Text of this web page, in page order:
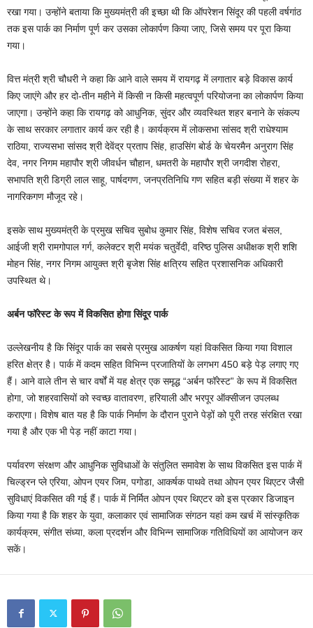
रखा गया। उन्होंने बताया कि मुख्यमंत्री की इच्छा थी कि ऑपरेशन सिंदूर की पहली वर्षगांठ
तक इस पार्क का निर्माण पूर्ण कर उसका लोकार्पण किया जाए, जिसे समय पर पूरा किया
गया।
वित्त मंत्री श्री चौधरी ने कहा कि आने वाले समय में रायगढ़ में लगातार बड़े विकास कार्य
किए जाएंगे और हर दो-तीन महीने में किसी न किसी महत्वपूर्ण परियोजना का लोकार्पण किया
जाएगा। उन्होंने कहा कि रायगढ़ को आधुनिक, सुंदर और व्यवस्थित शहर बनाने के संकल्प
के साथ सरकार लगातार कार्य कर रही है। कार्यक्रम में लोकसभा सांसद श्री राधेश्याम
राठिया, राज्यसभा सांसद श्री देवेंद्र प्रताप सिंह, हाउसिंग बोर्ड के चेयरमैन अनुराग सिंह
देव, नगर निगम महापौर श्री जीवर्धन चौहान, धमतरी के महापौर श्री जगदीश रोहरा,
सभापति श्री डिग्री लाल साहू, पार्षदगण, जनप्रतिनिधि गण सहित बड़ी संख्या में शहर के
नागरिकगण मौजूद रहे।
इसके साथ मुख्यमंत्री के प्रमुख सचिव सुबोध कुमार सिंह, विशेष सचिव रजत बंसल,
आईजी श्री रामगोपाल गर्ग, कलेक्टर श्री मयंक चतुर्वेदी, वरिष्ठ पुलिस अधीक्षक श्री शशि
मोहन सिंह, नगर निगम आयुक्त श्री बृजेश सिंह क्षत्रिय सहित प्रशासनिक अधिकारी
उपस्थित थे।
अर्बन फॉरेस्ट के रूप में विकसित होगा सिंदूर पार्क
उल्लेखनीय है कि सिंदूर पार्क का सबसे प्रमुख आकर्षण यहां विकसित किया गया विशाल
हरित क्षेत्र है। पार्क में कदम सहित विभिन्न प्रजातियों के लगभग 450 बड़े पेड़ लगाए गए
हैं। आने वाले तीन से चार वर्षों में यह क्षेत्र एक समृद्ध “अर्बन फॉरेस्ट” के रूप में विकसित
होगा, जो शहरवासियों को स्वच्छ वातावरण, हरियाली और भरपूर ऑक्सीजन उपलब्ध
कराएगा। विशेष बात यह है कि पार्क निर्माण के दौरान पुराने पेड़ों को पूरी तरह संरक्षित रखा
गया है और एक भी पेड़ नहीं काटा गया।
पर्यावरण संरक्षण और आधुनिक सुविधाओं के संतुलित समावेश के साथ विकसित इस पार्क में
चिल्ड्रन प्ले एरिया, ओपन एयर जिम, पगोडा, आकर्षक पाथवे तथा ओपन एयर थिएटर जैसी
सुविधाएं विकसित की गई हैं। पार्क में निर्मित ओपन एयर थिएटर को इस प्रकार डिजाइन
किया गया है कि शहर के युवा, कलाकार एवं सामाजिक संगठन यहां कम खर्च में सांस्कृतिक
कार्यक्रम, संगीत संध्या, कला प्रदर्शन और विभिन्न सामाजिक गतिविधियों का आयोजन कर
सकें।